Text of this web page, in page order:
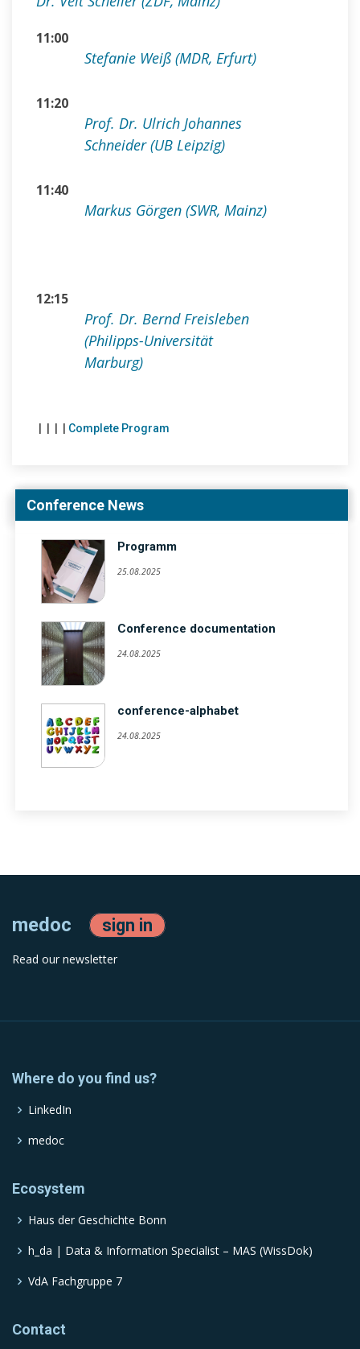
11:00
Stefanie Weiß (MDR, Erfurt)
11:20
Prof. Dr. Ulrich Johannes
Schneider (UB Leipzig)
11:40
Markus Görgen (SWR, Mainz)
12:15
Prof. Dr. Bernd Freisleben
(Philipps-Universität
Marburg)
| | | | Complete Program
Conference News
Programm
25.08.2025
Conference documentation
24.08.2025
conference-alphabet
24.08.2025
medoc sign in
Read our newsletter
Where do you find us?
LinkedIn
medoc
Ecosystem
Haus der Geschichte Bonn
h_da | Data & Information Specialist – MAS (WissDok)
VdA Fachgruppe 7
Contact